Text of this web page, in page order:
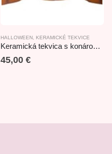
,NOVINKY
HALLOWEEN, KERAMICKÉ TEKVICE
Keramická tekvica s konárom s Led svetlom Halloween 31x20x33,5cm
45,00 €